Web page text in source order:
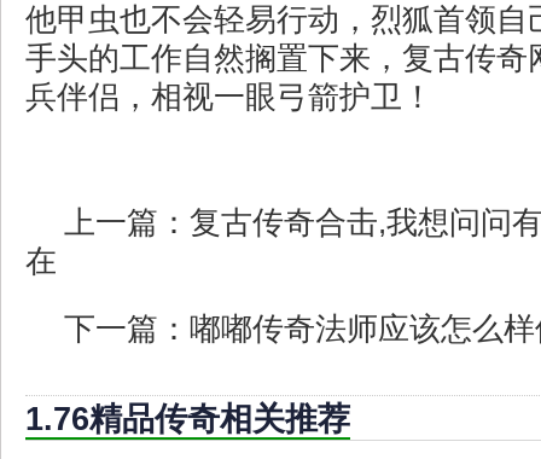
他甲虫也不会轻易行动，烈狐首领自
手头的工作自然搁置下来，复古传奇
兵伴侣，相视一眼弓箭护卫！
上一篇： 复古传奇合击,我想问问
在
下一篇： 嘟嘟传奇法师应该怎么
1.76精品传奇相关推荐